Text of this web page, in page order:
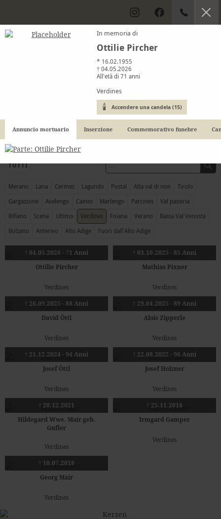
Libro delle condoglianze
Necrologi Merano e dintorni
In memoria di
Ottilie Pircher
* 16.02.1955
† 04.05.2026
All'età di 71 anni
Verdines
Accendere una candela (15)
Annuncio mortuario Inserzione Commemorativo funebre
TUTTI
Merano Lana Cermes Lagundo Postal Alta val di non
Tirolo
Gargazzone
Avelengo Caines Marlengo Parcines
Val passiria
Rifiano
Scena Ultimo Verdines Foiana Verano
Bassa Val Venosta
Bolzano
Anterivo Alto Adige Fuori dall'Alto Adige
† 04.05.2026 - 71 Anni
Ottilie Pircher
Verdines
† 03.10.2025 - 85 Anni
Mathias Pixner
Verdines
† 26.09.2025 - 88 Anni
David Öttl
Verdines
† 29.04.2025 - 89 Anni
Alois Zipperle
Verdines
† 21.12.2024 - 94 Anni
Josef Öttl
Verdines
† 22.08.2022 - 96 Anni
Josef Holzner
Verdines
† 20.12.2021
Hildegard Wwe. Mair geb.
Gufler
Verdines
† 25.11.2018
Irmgard Gamper
Verdines
† 10.07.2018
Georg Mair
Verdines